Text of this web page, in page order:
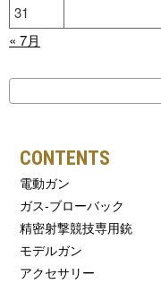
31
« 7月
索:
CONTENTS
電動ガン
ガス-ブローバック
精密射撃競技専用銃
モデルガン
アクセサリー